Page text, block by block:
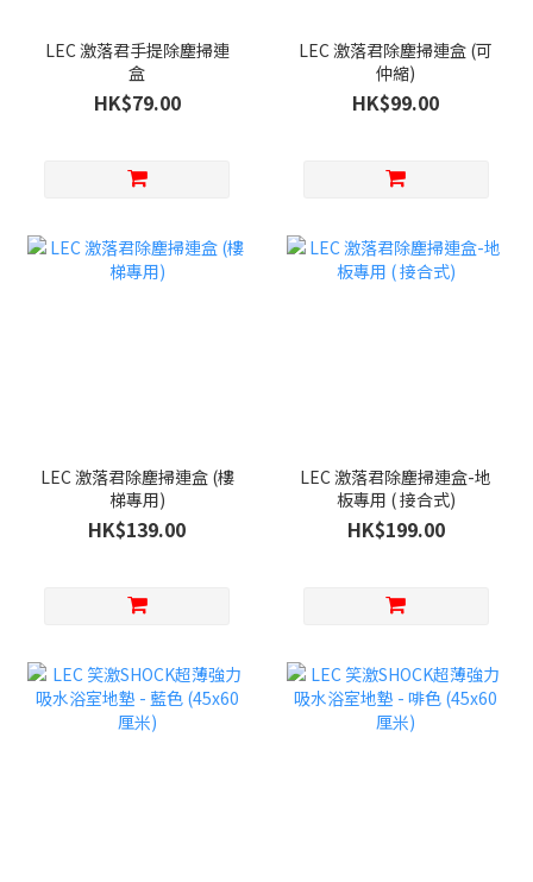
LEC 激落君手提除塵掃連
盒
HK$79.00
LEC 激落君除塵掃連盒 (可
仲縮)
HK$99.00
LEC 激落君除塵掃連盒 (樓
梯專用)
HK$139.00
LEC 激落君除塵掃連盒-地
板專用 ( 接合式)
HK$199.00